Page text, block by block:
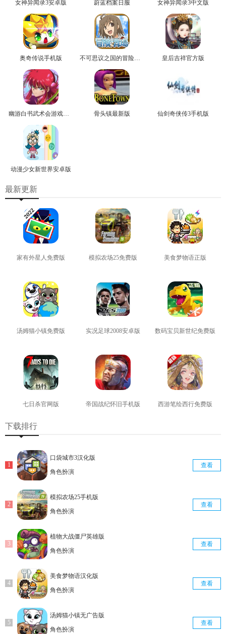
女神异闻录3安卓版 蔚蓝档案日服 女神异闻录3中文版
奥奇传说手机版 皇后吉祥官方版
骨头镇最新版 仙剑奇侠传3手机版
动漫少女新世界安卓版
最新更新
家有外星人免费版 模拟农场25免费版 美食梦物语正版
汤姆猫小镇免费版 实况足球2008安卓版 数码宝贝新世纪免费版
七日杀官网版 帝国战纪怀旧手机版 西游笔绘西行免费版
下载排行
口袋城市3汉化版
角色扮演
查看
模拟农场25手机版
角色扮演
查看
植物大战僵尸英雄版
角色扮演
查看
美食梦物语汉化版
角色扮演
查看
汤姆猫小镇无广告版
角色扮演
查看